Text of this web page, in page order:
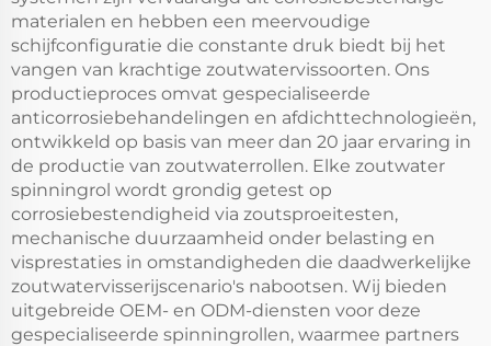
materialen en hebben een meervoudige
schijfconfiguratie die constante druk biedt bij het
vangen van krachtige zoutwatervissoorten. Ons
productieproces omvat gespecialiseerde
anticorrosiebehandelingen en afdichttechnologieën,
ontwikkeld op basis van meer dan 20 jaar ervaring in
de productie van zoutwaterrollen. Elke zoutwater
spinningrol wordt grondig getest op
corrosiebestendigheid via zoutsproeitesten,
mechanische duurzaamheid onder belasting en
visprestaties in omstandigheden die daadwerkelijke
zoutwatervisserijscenario's nabootsen. Wij bieden
uitgebreide OEM- en ODM-diensten voor deze
gespecialiseerde spinningrollen, waarmee partners